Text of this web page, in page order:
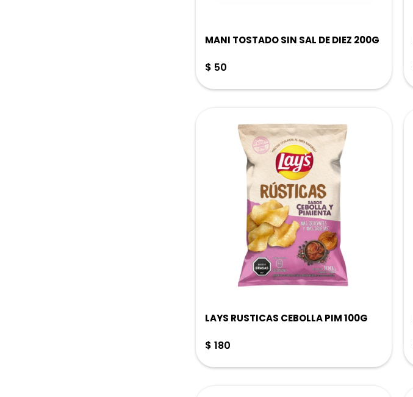
MANI TOSTADO SIN SAL DE DIEZ 200G
$ 50
LAYS RUSTICAS CEBOLLA PIM 100G
$ 180